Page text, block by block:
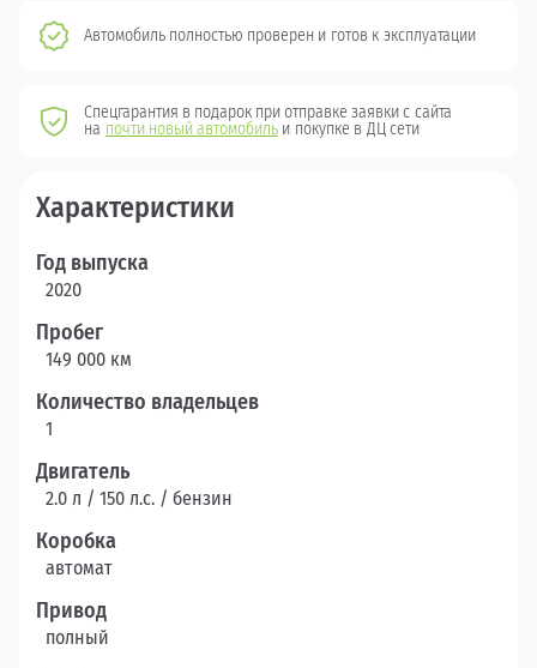
Автомобиль полностью проверен и готов к эксплуатации
Спецгарантия в подарок при отправке заявки с сайта
на почти новый автомобиль и покупке в ДЦ сети
Характеристики
Год выпуска
2020
Пробег
149 000 км
Количество владельцев
1
Двигатель
2.0 л / 150 л.c. / бензин
Коробка
автомат
Привод
полный